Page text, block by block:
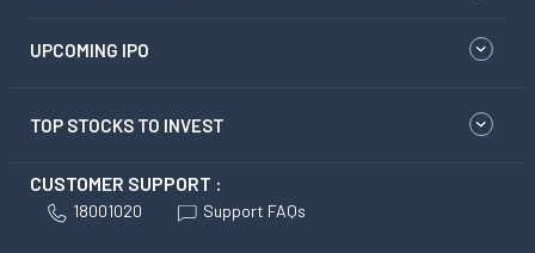
UPCOMING IPO
TOP STOCKS TO INVEST
CUSTOMER SUPPORT :
18001020 Support FAQs